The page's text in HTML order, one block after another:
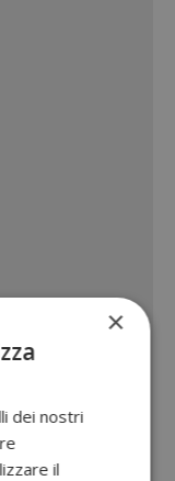
×
dei nostri
il